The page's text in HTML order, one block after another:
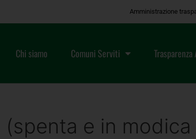
Amministrazione
Chi siamo Comuni Serviti
(spenta e in